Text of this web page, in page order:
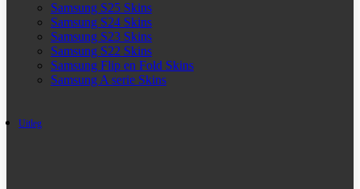
Samsung S25 Skins
Samsung S24 Skins
Samsung S23 Skins
Samsung S22 Skins
Samsung Flip en Fold Skins
Samsung A serie Skins
Uitleg